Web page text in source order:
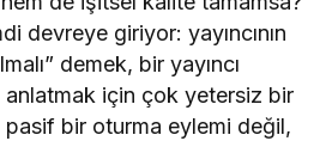
devreye giriyor: yayıncının
demek, bir yayıncı
için çok yetersiz bir
pasif bir oturma eylemi değil,